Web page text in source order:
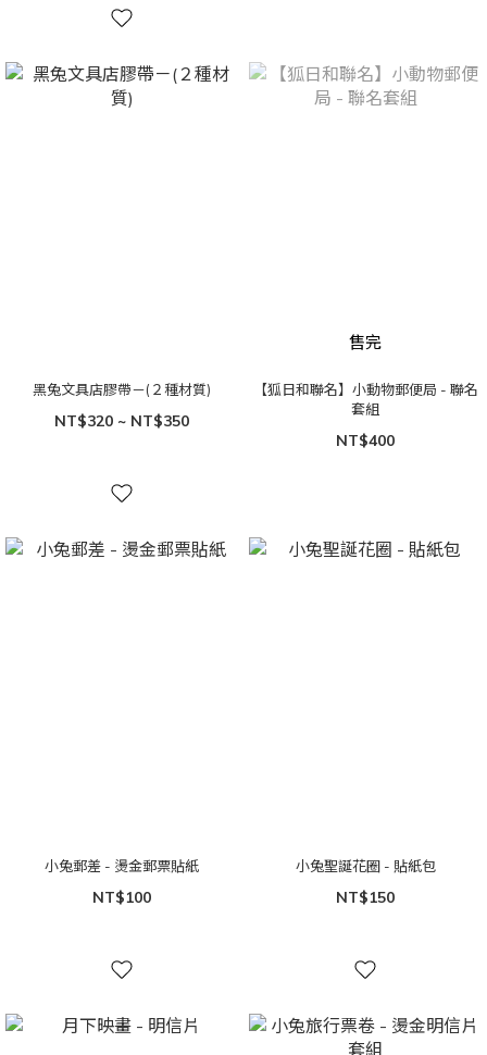
黑兔文具店膠帶－(２種材質)
NT$320 ~ NT$350
售完
【狐日和聯名】小動物郵便局 - 聯名
套組
NT$400
小兔郵差 - 燙金郵票貼紙
NT$100
小兔聖誕花圈 - 貼紙包
NT$150